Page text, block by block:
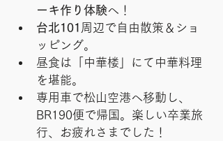
ーキ作り体験へ！
台北101 周辺で自由散策＆ショ
ッピング。
昼食は「中華楼」にて中華料理
を堪能。
専用車で松山空港へ移動し、
BR190便で帰国。楽しい卒業旅
行、お疲れさまでした！